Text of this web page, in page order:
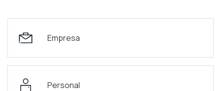
Empresa
Personal